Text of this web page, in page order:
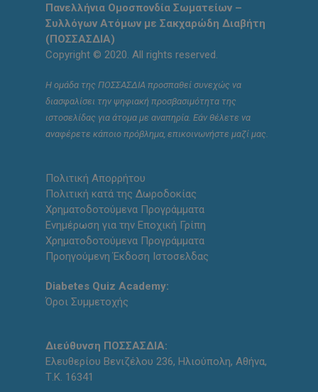
Πανελλήνια Ομοσπονδία Σωματείων –
Συλλόγων Ατόμων με Σακχαρώδη Διαβήτη
(ΠΟΣΣΑΣΔΙΑ)
Copyright © 2020. All rights reserved.
Η ομάδα της ΠΟΣΣΑΣΔΙΑ προσπαθεί συνεχώς να
διασφαλίσει την ψηφιακή προσβασιμότητα της
ιστοσελίδας για άτομα με αναπηρία. Εάν θέλετε να
αναφέρετε κάποιο πρόβλημα, επικοινωνήστε μαζί μας.
Πολιτική Απορρήτου
Πολιτική κατά της Δωροδοκίας
Χρηματοδοτούμενα Προγράμματα
Ενημέρωση για την Εποχική Γρίπη
Χρηματοδοτούμενα Προγράμματα
Προηγούμενη Έκδοση Ιστοσελδας
Diabetes Quiz Academy:
Όροι Συμμετοχής
Διεύθυνση ΠΟΣΣΑΣΔΙΑ:
Ελευθερίου Βενιζέλου 236, Ηλιούπολη, Αθήνα,
Τ.Κ. 16341